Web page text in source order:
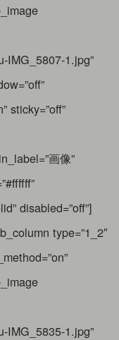
IMG_5807-1.jpg”
sticky=”off”
画像”
disabled=”off”]
type=”1_2″
IMG_5835-1.jpg”